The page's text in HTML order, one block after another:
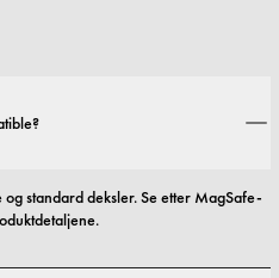
standard deksler. Se etter MagSafe-